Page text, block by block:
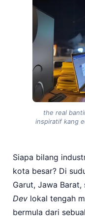
the real
inspiratif kang
Siapa bilang
kota besar? Di
Garut, Jawa
Dev lokal tengah
bermula dari